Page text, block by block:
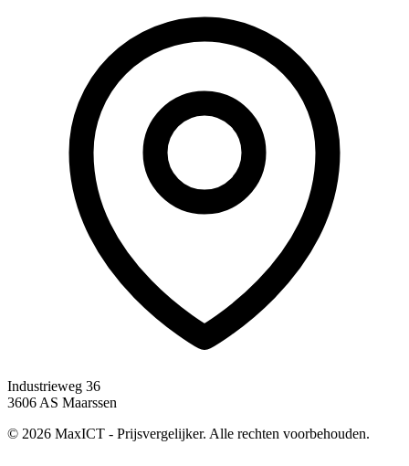
Industrieweg 36
3606 AS Maarssen
© 2026 MaxICT - Prijsvergelijker. Alle rechten voorbehouden.